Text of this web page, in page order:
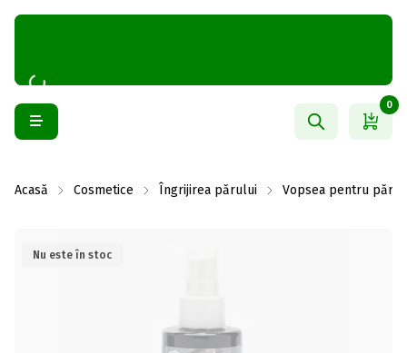
0
Acasă Cosmetice Îngrijirea părului Vopsea pentru păr
Nu este în stoc